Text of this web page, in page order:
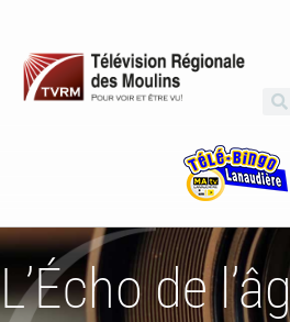
L’Écho de